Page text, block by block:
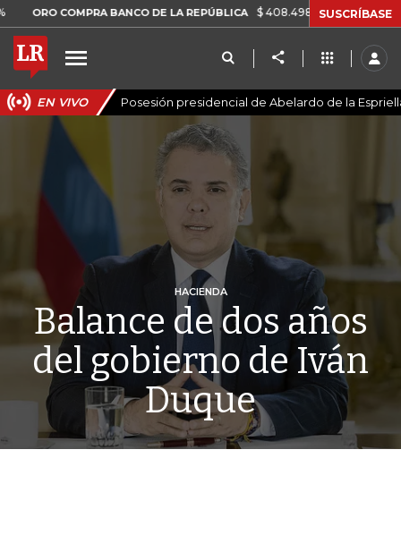
COMPRA BANCO DE LA REPÚBLICA $ 408.498,97 +$ 8.753,81 +2,19%
SUSCRÍBASE
EN VIVO Posesión presidencial de Abelardo de la
HACIENDA
Balance de dos años
del gobierno de Iván
Duque